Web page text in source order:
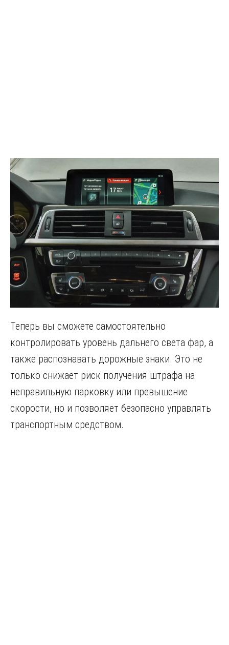
Теперь вы сможете самостоятельно
контролировать уровень дальнего света фар, а
также распознавать дорожные знаки. Это не
только снижает риск получения штрафа на
неправильную парковку или превышение
скорости, но и позволяет безопасно управлять
транспортным средством.